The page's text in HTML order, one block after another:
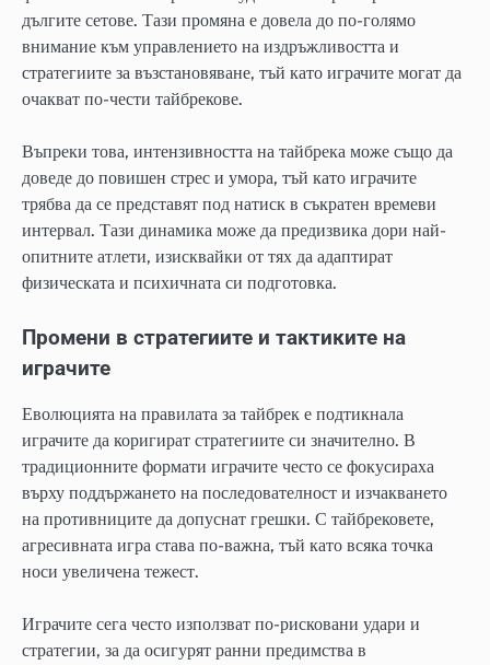
дългите сетове. Тази промяна е довела до по-голямо
внимание към управлението на издръжливостта и
стратегиите за възстановяване, тъй като играчите могат да
очакват по-чести тайбрекове.
Въпреки това, интензивността на тайбрека може също да
доведе до повишен стрес и умора, тъй като играчите
трябва да се представят под натиск в съкратен времеви
интервал. Тази динамика може да предизвика дори най-
опитните атлети, изисквайки от тях да адаптират
физическата и психичната си подготовка.
Промени в стратегиите и тактиките на
играчите
Еволюцията на правилата за тайбрек е подтикнала
играчите да коригират стратегиите си значително. В
традиционните формати играчите често се фокусираха
върху поддържането на последователност и изчакването
на противниците да допуснат грешки. С тайбрековете,
агресивната игра става по-важна, тъй като всяка точка
носи увеличена тежест.
Играчите сега често използват по-рисковани удари и
стратегии, за да осигурят ранни предимства в